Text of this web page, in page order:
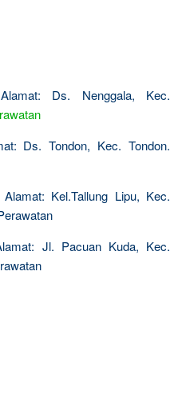
Ds. Nenggala, Kec.
Ds. Tondon, Kec. Tondon.
Kel.Tallung Lipu, Kec.
Jl. Pacuan Kuda, Kec.